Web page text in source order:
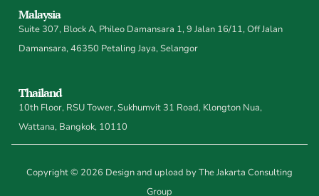
Malaysia
Suite 307, Block A, Phileo Damansara 1, 9 Jalan 16/11, Off Jalan
Damansara, 46350 Petaling Jaya, Selangor
Thailand
10th Floor, RSU Tower, Sukhumvit 31 Road, Klongton Nua,
Wattana, Bangkok, 10110
Copyright © 2026 Design and upload by The Jakarta Consulting
Group